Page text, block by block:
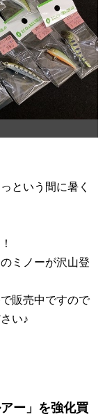
という間に暑く
ミノーが沢山登
販売中ですので
い♪
ー」を強化買